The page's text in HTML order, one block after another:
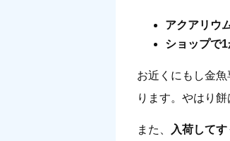
アクアリウ
ショップで
お近くにもし金
ります。やはり
また、 入荷して